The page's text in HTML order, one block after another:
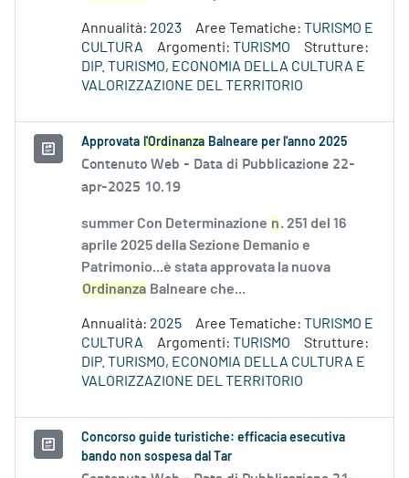
Annualità: 2023 Aree Tematiche: TURISMO E
CULTURA
Argomenti: TURISMO
Strutture:
DIP. TURISMO, ECONOMIA DELLA CULTURA E
VALORIZZAZIONE DEL TERRITORIO
Approvata l'Ordinanza Balneare per l'anno 2025
Contenuto Web - Data di Pubblicazione 22-
apr-2025 10.19
summer Con Determinazione n. 251 del 16
aprile 2025 della Sezione Demanio e
Patrimonio...è stata approvata la nuova
Ordinanza Balneare che...
Annualità: 2025 Aree Tematiche: TURISMO E
CULTURA
Argomenti: TURISMO
Strutture:
DIP. TURISMO, ECONOMIA DELLA CULTURA E
VALORIZZAZIONE DEL TERRITORIO
Concorso guide turistiche: efficacia esecutiva
bando non sospesa dal Tar